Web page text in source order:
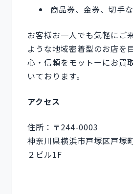
商品券、金券、切手
お客様お一人でも気軽にご
ような地域密着型のお店を
心・信頼をモットーにお買
いております。
アクセス
住所：〒244-0003
神奈川県横浜市戸塚区戸塚
２ビル1F